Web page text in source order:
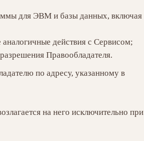
для ЭВМ и базы данных, включая
действия с Сервисом;
Правообладателя.
по адресу, указанному в
на него исключительно при